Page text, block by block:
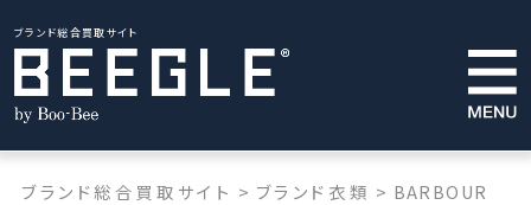
ブランド総合買取サイト
ブランド総合買取サイト > ブランド衣類 > BARBOUR